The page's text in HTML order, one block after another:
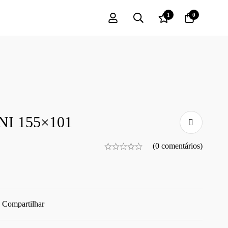
1 0
155×101
(0 comentários)
Compartilhar